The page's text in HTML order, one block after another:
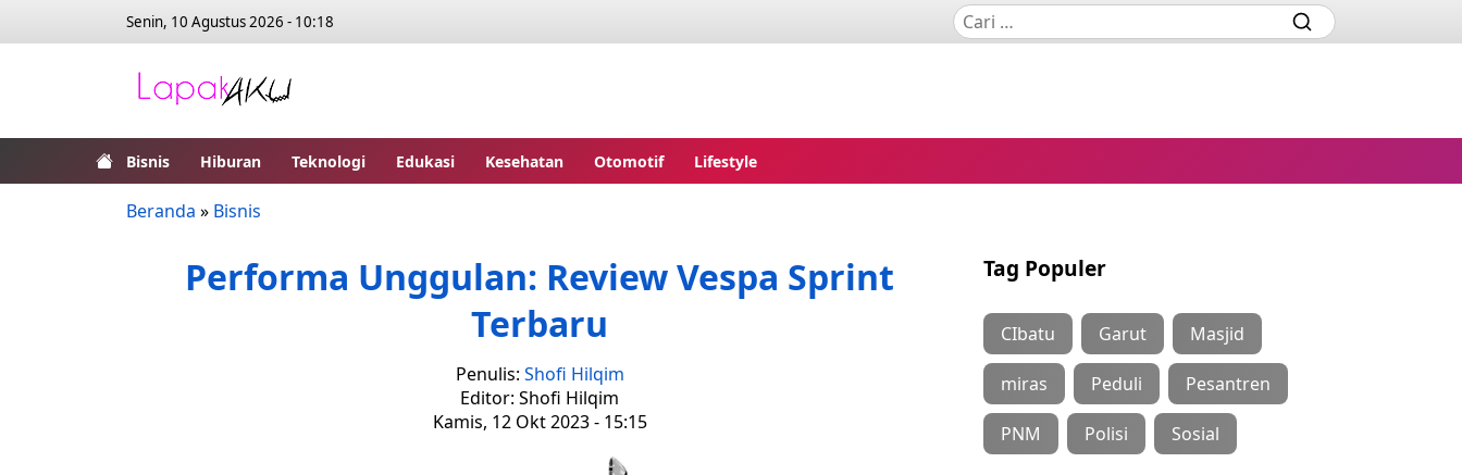
Senin, 10 Agustus 2026 - 10:18
Bisnis Hiburan Teknologi Edukasi Kesehatan Otomotif Lifestyle
Beranda » Bisnis
Performa Unggulan: Review Vespa Sprint
Terbaru
Penulis: Shofi Hilqim
Editor: Shofi Hilqim
Kamis, 12 Okt 2023 - 15:15
Tag Populer
CIbatu Garut Masjid
miras Peduli Pesantren
PNM Polisi Sosial